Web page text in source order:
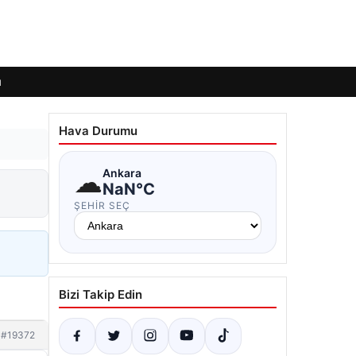
#19372
Hava Durumu
☁Ankara
NaN°C
ŞEHIR SEÇ
Bizi Takip Edin